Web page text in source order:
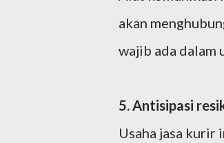
akan
wajib ada dalam
5. Antisipasi
Usaha jasa kurir